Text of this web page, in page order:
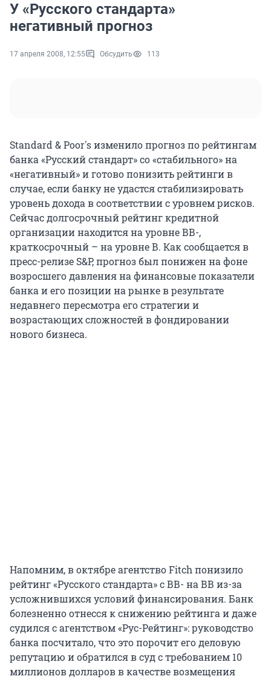
У «Русского стандарта»
негативный прогноз
17 апреля 2008, 12:55 Обсудить 113
Standard & Poor's изменило прогноз по рейтингам
банка «Русский стандарт» со «стабильного» на
«негативный» и готово понизить рейтинги в
случае, если банку не удастся стабилизировать
уровень дохода в соответствии с уровнем рисков.
Сейчас долгосрочный рейтинг кредитной
организации находится на уровне ВВ-,
краткосрочный – на уровне В. Как сообщается в
пресс-релизе S&P, прогноз был понижен на фоне
возросшего давления на финансовые показатели
банка и его позиции на рынке в результате
недавнего пересмотра его стратегии и
возрастающих сложностей в фондировании
нового бизнеса.
Напомним, в октябре агентство Fitch понизило
рейтинг «Русского стандарта» с ВВ- на ВВ из-за
усложнившихся условий финансирования. Банк
болезненно отнесся к снижению рейтинга и даже
судился с агентством «Рус-Рейтинг»: руководство
банка посчитало, что это порочит его деловую
репутацию и обратился в суд с требованием 10
миллионов долларов в качестве возмещения